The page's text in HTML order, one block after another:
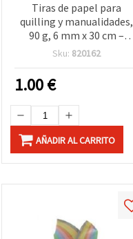
Tiras de papel para
quilling y manualidades,
90 g, 6 mm x 30 cm –
Surtido 3 tonos de rosa,
Sku: 820162
1.00€
AÑADIR AL CARRITO